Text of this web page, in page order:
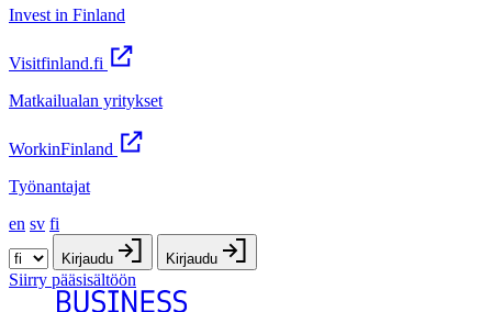
Invest in Finland
Visitfinland.fi
Matkailualan yritykset
WorkinFinland
Työnantajat
en sv fi
Kirjaudu Kirjaudu
Siirry pääsisältöön